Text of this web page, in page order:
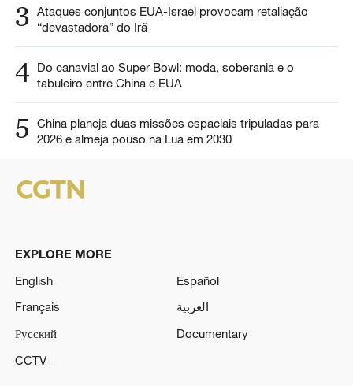
3 Ataques conjuntos EUA-Israel provocam retaliação
“devastadora” do Irã
4 Do canavial ao Super Bowl: moda, soberania e o
tabuleiro entre China e EUA
5
China planeja duas missões espaciais tripuladas para
2026 e almeja pouso na Lua em 2030
EXPLORE MORE
English
Español
Français
العربية
Русский
Documentary
CCTV+